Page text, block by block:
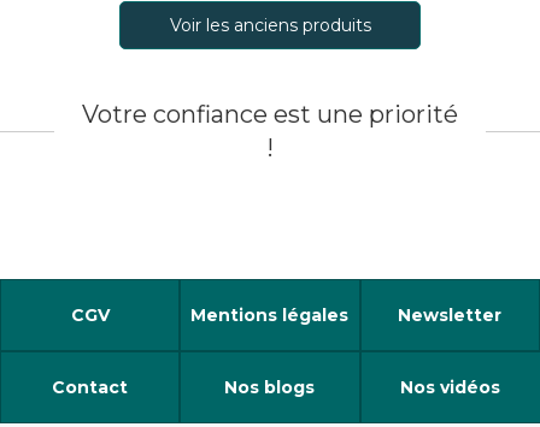
Voir les anciens produits
Votre confiance est une priorité
!
CGV Mentions légales Newsletter
Contact Nos blogs Nos vidéos